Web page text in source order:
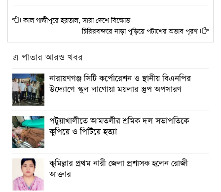
কাল গাজীপুরে হরতাল, সারা দেশে বিক্ষোভ
চিরিরবন্দরে নাড়া পুড়িয়ে পটাশের অভাব পূরণ
এ পাতার আরও খবর
নারায়ণগঞ্জ সিটি কর্পোরেশন ও স্থানীয় বিএনপির
উদ্যোগে স্কুল লাগোয়া ময়লার স্তুপ অপসারণ
পটুয়াখালীতে আমতলীর শ্রমিক দল সভাপতিকে
কুপিয়ে ও পিটিয়ে হত্যা
কুমিল্লার প্রথম নারী জেলা প্রশাসক হলেন রোজী
আক্তার